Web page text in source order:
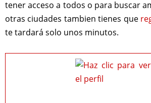
tener acceso a todos o para buscar
otras ciudades tambien tienes que
te tardará solo unos minutos.